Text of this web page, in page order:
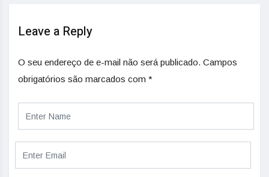
Leave a Reply
O seu endereço de e-mail não será publicado. Campos
obrigatórios são marcados com *